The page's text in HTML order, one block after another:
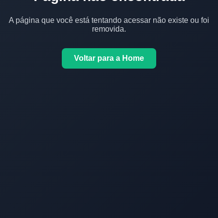
A página que você está tentando acessar não existe ou foi
removida.
Voltar para a Home